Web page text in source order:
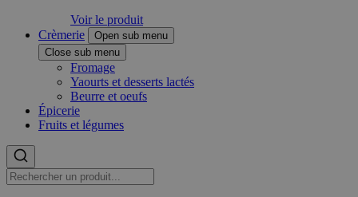
Voir le produit
Crèmerie
Open sub menu
Close sub menu
Fromage
Yaourts et desserts lactés
Beurre et oeufs
Épicerie
Fruits et légumes